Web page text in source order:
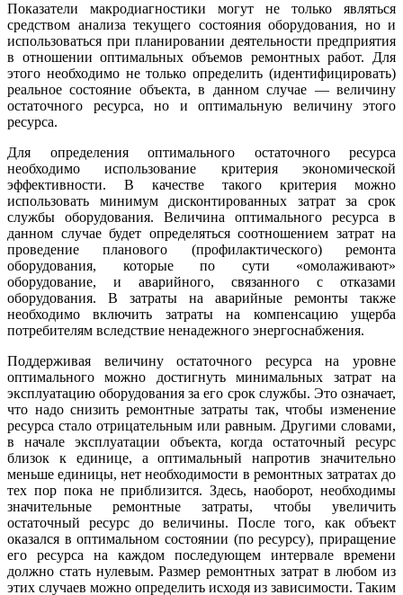
Показатели макродиагностики могут не только являться
средством анализа текущего состояния оборудования, но и
использоваться при планировании деятельности предприятия
в отношении оптимальных объемов ремонтных работ. Для
этого необходимо не только определить (идентифицировать)
реальное состояние объекта, в данном случае — величину
остаточного ресурса, но и оптимальную величину этого
ресурса.
Для определения оптимального остаточного ресурса
необходимо использование критерия экономической
эффективности. В качестве такого критерия можно
использовать минимум дисконтированных затрат за срок
службы оборудования. Величина оптимального ресурса в
данном случае будет определяться соотношением затрат на
проведение планового (профилактического) ремонта
оборудования, которые по сути «омолаживают»
оборудование, и аварийного, связанного с отказами
оборудования. В затраты на аварийные ремонты также
необходимо включить затраты на компенсацию ущерба
потребителям вследствие ненадежного энергоснабжения.
Поддерживая величину остаточного ресурса на уровне
оптимального можно достигнуть минимальных затрат на
эксплуатацию оборудования за его срок службы. Это означает,
что надо снизить ремонтные затраты так, чтобы изменение
ресурса стало отрицательным или равным. Другими словами,
в начале эксплуатации объекта, когда остаточный ресурс
близок к единице, а оптимальный напротив значительно
меньше единицы, нет необходимости в ремонтных затратах до
тех пор пока не приблизится. Здесь, наоборот, необходимы
значительные ремонтные затраты, чтобы увеличить
остаточный ресурс до величины. После того, как объект
оказался в оптимальном состоянии (по ресурсу), приращение
его ресурса на каждом последующем интервале времени
должно стать нулевым. Размер ремонтных затрат в любом из
этих случаев можно определить исходя из зависимости. Таким